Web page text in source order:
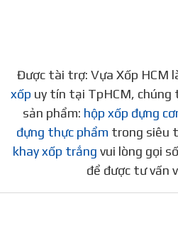
Được tài trợ: Vựa Xốp HCM
xốp uy tín tại TpHCM, chúng
sản phẩm: hộp xốp đựng
đựng thực phẩm trong siêu
khay xốp trắng vui lòng gọi
để được tư vấn